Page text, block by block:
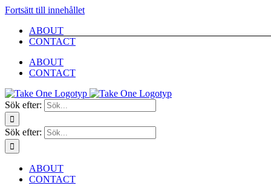
Fortsätt till innehållet
ABOUT
CONTACT
ABOUT
CONTACT
Sök efter:
Sök efter:
ABOUT
CONTACT